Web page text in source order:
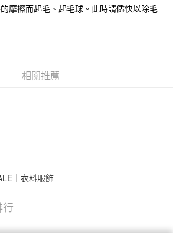
含以上)免運費
含以上)免運費
含以上)免運費
摩擦而起毛、起毛球。此時請儘快以除毛
相關推薦
｜衣料服飾